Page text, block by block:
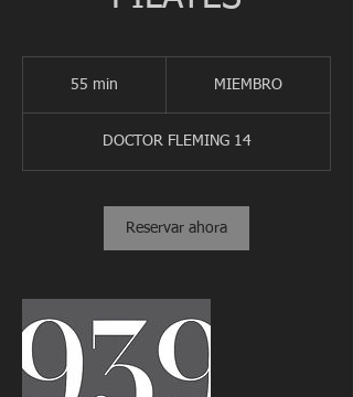
55 min
m
i
MIEMBRO
DOCTOR FLEMING 14
Reservar ahora